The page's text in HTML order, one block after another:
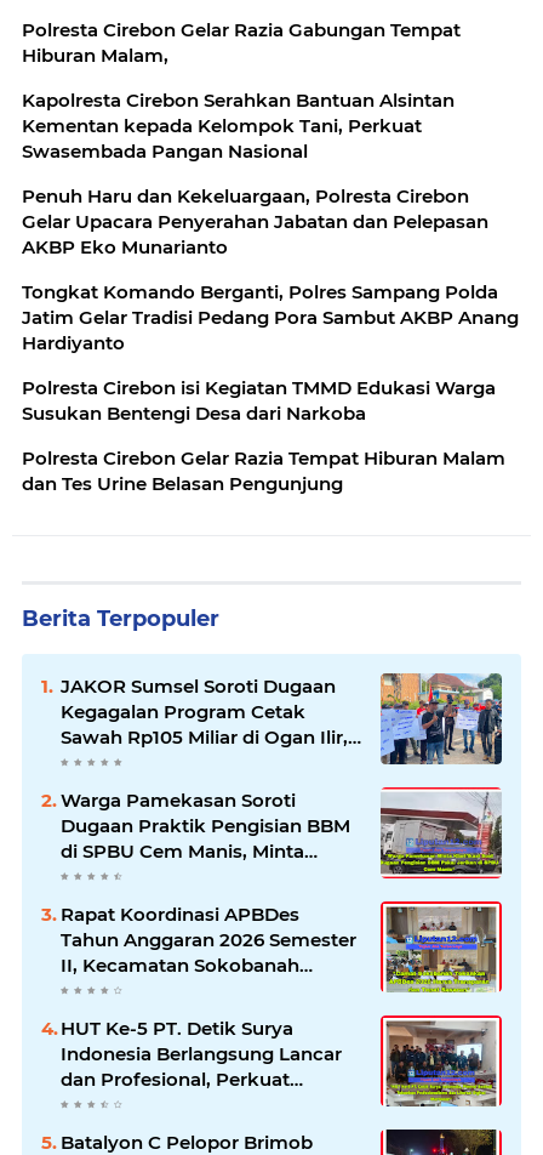
Polresta Cirebon Gelar Razia Gabungan Tempat
Hiburan Malam,
Kapolresta Cirebon Serahkan Bantuan Alsintan
Kementan kepada Kelompok Tani, Perkuat
Swasembada Pangan Nasional
Penuh Haru dan Kekeluargaan, Polresta Cirebon
Gelar Upacara Penyerahan Jabatan dan Pelepasan
AKBP Eko Munarianto
Tongkat Komando Berganti, Polres Sampang Polda
Jatim Gelar Tradisi Pedang Pora Sambut AKBP Anang
Hardiyanto
Polresta Cirebon isi Kegiatan TMMD Edukasi Warga
Susukan Bentengi Desa dari Narkoba
Polresta Cirebon Gelar Razia Tempat Hiburan Malam
dan Tes Urine Belasan Pengunjung
Berita Terpopuler
JAKOR Sumsel Soroti Dugaan
Kegagalan Program Cetak
Sawah Rp105 Miliar di Ogan Ilir,
Desak Kadis Pertanian Mundur
Warga Pamekasan Soroti
Dugaan Praktik Pengisian BBM
di SPBU Cem Manis, Minta
Klarifikasi dan Pengawasan
Rapat Koordinasi APBDes
Tahun Anggaran 2026 Semester
II, Kecamatan Sokobanah
Libatkan 12 Desa
HUT Ke-5 PT. Detik Surya
Indonesia Berlangsung Lancar
dan Profesional, Perkuat
Kompetensi Wartawan
Batalyon C Pelopor Brimob